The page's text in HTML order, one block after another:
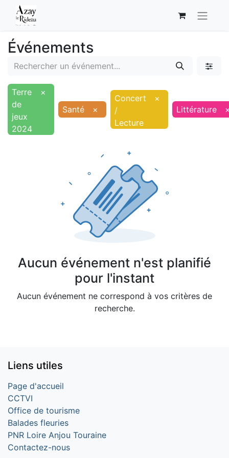
Événements
Terre
de
jeux
2024
×
Santé
×
Concert
/
Lecture
×
Littérature
Aucun événement n'est planifié
pour l'instant
Aucun événement ne correspond à vos critères de
recherche.
Liens utiles
Page d'accueil
CCTVI
Office de tourisme
Balades fleuries
PNR Loire Anjou Touraine
Contactez-nous